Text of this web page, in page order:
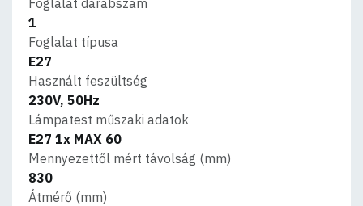
Foglalat darabszám
1
Foglalat típusa
E27
Használt feszültség
230V, 50Hz
Lámpatest műszaki adatok
E27 1x MAX 60
Mennyezettől mért távolság (mm)
830
Átmérő (mm)